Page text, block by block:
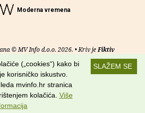
Moderna vremena
© MV Info d.o.o. 2026. • Kriv jeFiktiv
Uvjeti korištenja RSS kanali
Potraži nas na:
SLAŽEM SE
(„cookies“) kako bi
korisničko iskustvo.
mvinfo.hr stranica
kolačića. Više